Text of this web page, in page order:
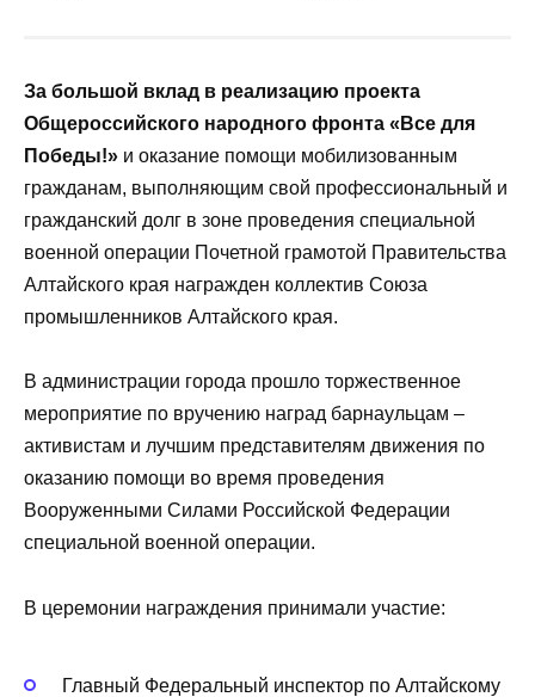
За большой вклад в реализацию проекта
Общероссийского народного фронта «Все для
Победы!» и оказание помощи мобилизованным
гражданам, выполняющим свой профессиональный и
гражданский долг в зоне проведения специальной
военной операции Почетной грамотой Правительства
Алтайского края награжден коллектив Союза
промышленников Алтайского края.
В администрации города прошло торжественное
мероприятие по вручению наград барнаульцам –
активистам и лучшим представителям движения по
оказанию помощи во время проведения
Вооруженными Силами Российской Федерации
специальной военной операции.
В церемонии награждения принимали участие:
Главный Федеральный инспектор по Алтайскому